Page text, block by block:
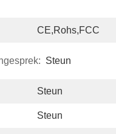
CE,Rohs,FCC
Steun
Steun
Steun